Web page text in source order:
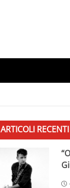
ARTICOLI RECENTI